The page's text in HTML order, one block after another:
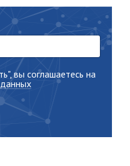
вы соглашаетесь на